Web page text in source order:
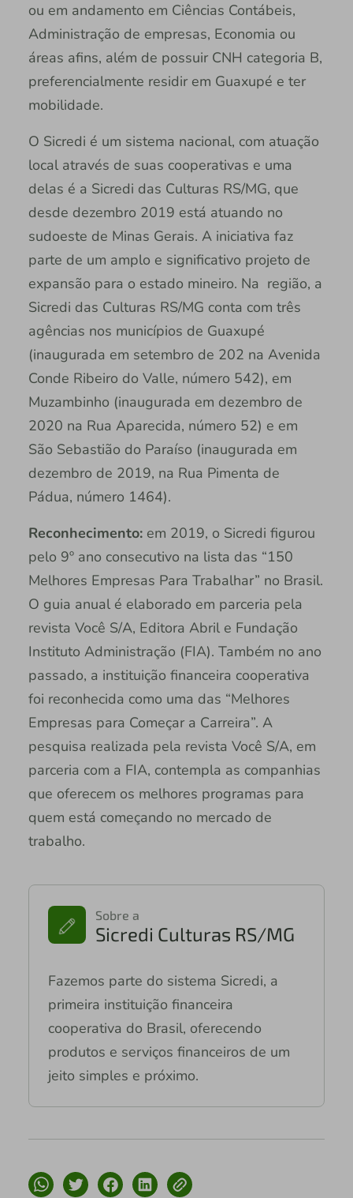
ou em andamento em Ciências Contábeis,
Administração de empresas, Economia ou
áreas afins, além de possuir CNH categoria B,
preferencialmente residir em Guaxupé e ter
mobilidade.
O Sicredi é um sistema nacional, com atuação
local através de suas cooperativas e uma
delas é a Sicredi das Culturas RS/MG, que
desde dezembro 2019 está atuando no
sudoeste de Minas Gerais. A iniciativa faz
parte de um amplo e significativo projeto de
expansão para o estado mineiro. Na região, a
Sicredi das Culturas RS/MG conta com três
agências nos municípios de Guaxupé
(inaugurada em setembro de 202 na Avenida
Conde Ribeiro do Valle, número 542), em
Muzambinho (inaugurada em dezembro de
2020 na Rua Aparecida, número 52) e em
São Sebastião do Paraíso (inaugurada em
dezembro de 2019, na Rua Pimenta de
Pádua, número 1464).
Reconhecimento:em 2019, o Sicredi figurou
pelo 9º ano consecutivo na lista das “150
Melhores Empresas Para Trabalhar” no Brasil.
O guia anual é elaborado em parceria pela
revista Você S/A, Editora Abril e Fundação
Instituto Administração (FIA). Também no ano
passado, a instituição financeira cooperativa
foi reconhecida como uma das “Melhores
Empresas para Começar a Carreira”. A
pesquisa realizada pela revista Você S/A, em
parceria com a FIA, contempla as companhias
que oferecem os melhores programas para
quem está começando no mercado de
trabalho.
Sobre a
Sicredi Culturas RS/MG
Fazemos parte do sistema Sicredi, a
primeira instituição financeira
cooperativa do Brasil, oferecendo
produtos e serviços financeiros de um
jeito simples e próximo.